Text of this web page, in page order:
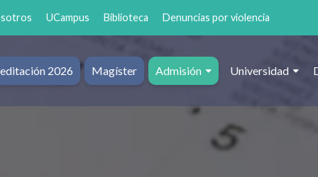
UCampus Biblioteca Denuncias por violencia
2026 Magíster Admisión Universidad